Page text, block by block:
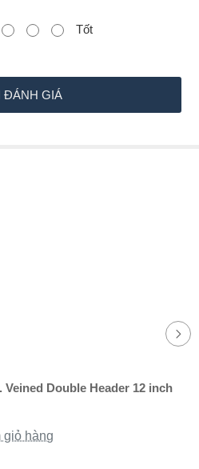
hãng sẽ có ghi thông tin chính
website của hãng sản xuất:
Tốt
ĐÁNH GIÁ
Double Header 12 inch
giỏ hàng